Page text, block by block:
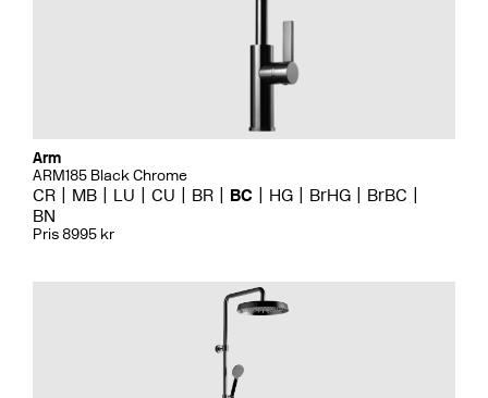
Arm
ARM185 Black Chrome
CR MB LU CU BR BC HG BrHG
BrBC
BN
Pris 8995 kr